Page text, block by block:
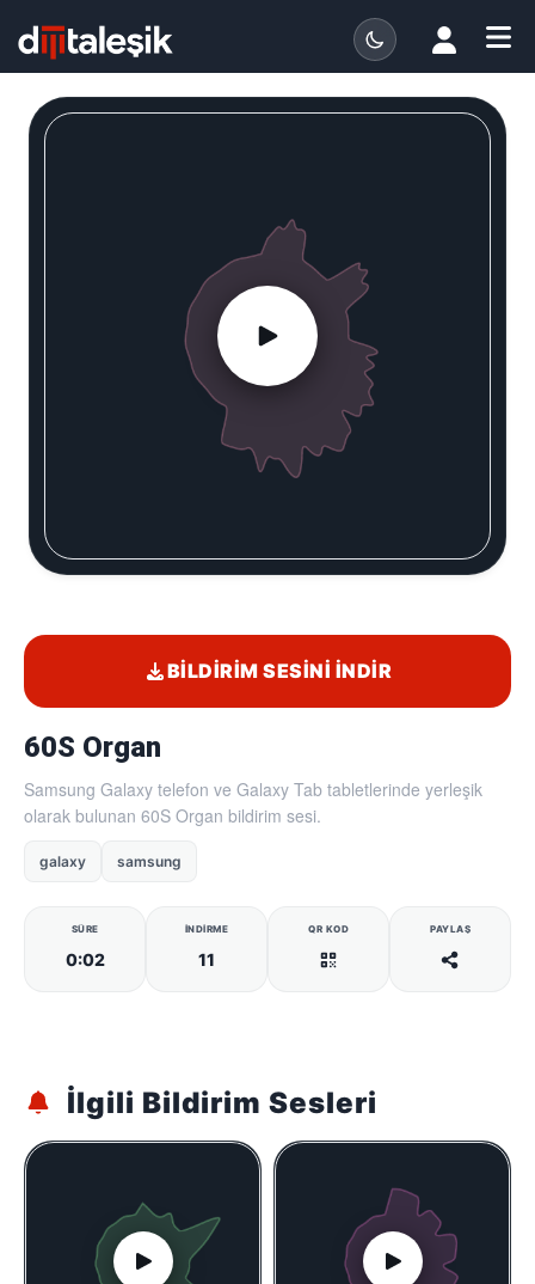
60S Organ
Samsung Galaxy telefon ve Galaxy Tab tabletlerinde yerleşik
olarak bulunan 60S Organ bildirim sesi.
galaxy samsung
SÜRE
0:02
İNDIRME
11
QR KOD PAYLAŞ
BILDIRIM SESINI İNDIR
İlgili Bildirim Sesleri